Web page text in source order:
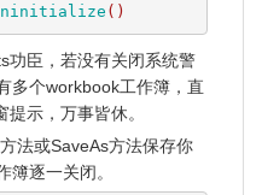
()
功臣，若没有关闭系统警
多个workbook工作簿，直
示，万事皆休。
法或SaveAs方法保存你
簿逐一关闭。